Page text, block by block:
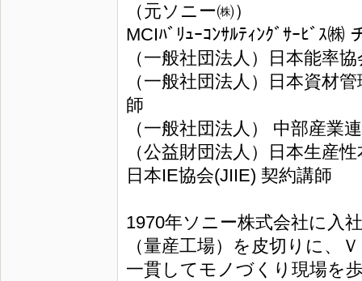
（元ソニー㈱）
MCIﾊﾞﾘｭｰｺﾝｻﾙﾃｨﾝｸﾞｻｰﾋﾞｽ㈱
（一般社団法人）日本能率
（一般社団法人）日本資材
師
（一般社団法人） 中部産業
（公益財団法人）日本生産
日本IE協会(JIIE) 契約講師
1970年ソニー株式会社に入
（量産工場）を皮切りに、
一貫してモノづくり現場を